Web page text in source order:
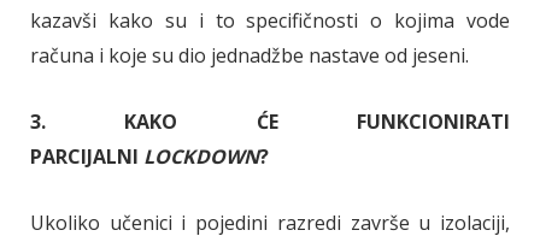
kazavši kako su i to specifičnosti o kojima vode
računa i koje su dio jednadžbe nastave od jeseni.
3. KAKO ĆE FUNKCIONIRATI
PARCIJALNI LOCKDOWN?
Ukoliko učenici i pojedini razredi završe u izolaciji,